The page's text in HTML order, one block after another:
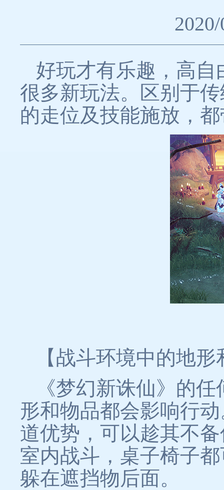
好玩才有乐趣，高自
很多新玩法。区别于
的走位及技能施放，
【战斗环境中的地
《梦幻新诛仙》的
形和物品都会影响行
道优势，可以趁其不
室内战斗，桌子椅子
躲在遮挡物后面。